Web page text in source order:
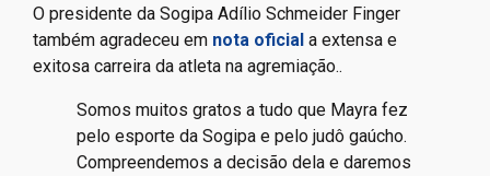
O presidente da Sogipa Adílio Schmeider Finger
também agradeceu em nota oficial a extensa e
exitosa carreira da atleta na agremiação..
Somos muitos gratos a tudo que Mayra fez
pelo esporte da Sogipa e pelo judô gaúcho.
Compreendemos a decisão dela e daremos